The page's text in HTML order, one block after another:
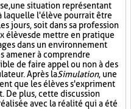
une situation représentant
laquelle l'élève pourrait être
jours, soit dans sa profession
élèves de mettre en pratique
dans un environnement
amener à comprendre
de faire appel ou non à des
Après laSimulation, une
que les élèves s'expriment
De plus, cette discussion
avec la réalité qui a été